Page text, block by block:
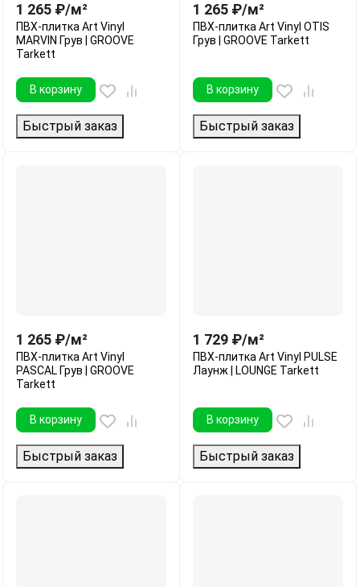
1 265 ₽/м²
ПВХ-плитка Art Vinyl
MARVIN Грув | GROOVE
Tarkett
В корзину
Быстрый заказ
1 265 ₽/м²
ПВХ-плитка Art Vinyl OTIS
Грув | GROOVE Tarkett
В корзину
Быстрый заказ
1 265 ₽/м²
ПВХ-плитка Art Vinyl
PASCAL Грув | GROOVE
Tarkett
В корзину
Быстрый заказ
1 729 ₽/м²
ПВХ-плитка Art Vinyl PULSE
Лаунж | LOUNGE Tarkett
В корзину
Быстрый заказ